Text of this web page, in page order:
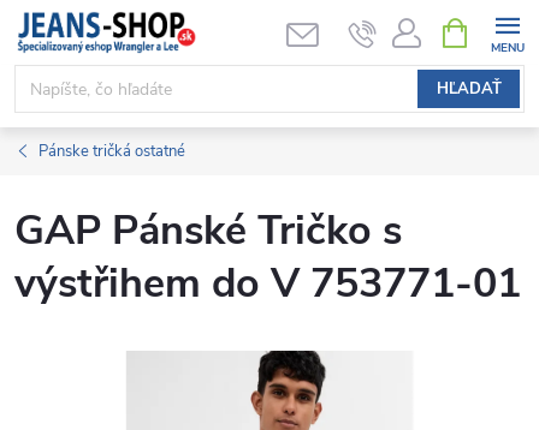
Prejsť
obsah
HĽADAŤ
KOŠÍK
Pánske tričká ostatné
GAP Pánské Tričko s
výstřihem do V 753771-01